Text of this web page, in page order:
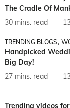
The Cradle Of
30 mins. read
TRENDING BLOGS
Handpicked
Big Day!
27 mins. read
Trending videos